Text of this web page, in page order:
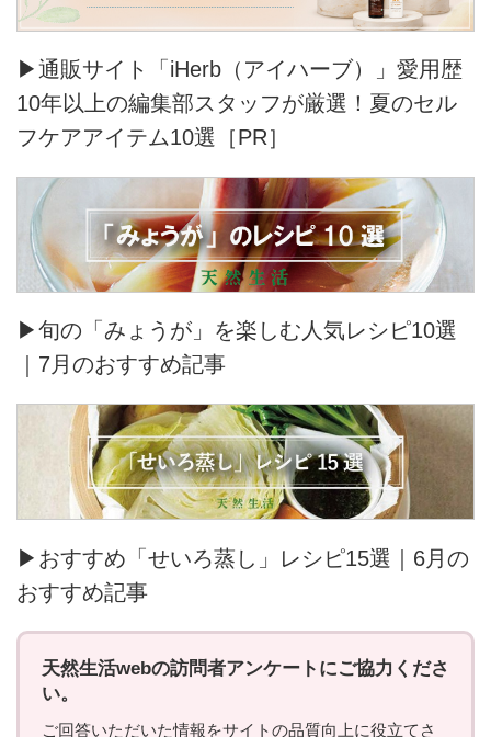
▶通販サイト「iHerb（アイハーブ）」愛用歴
10年以上の編集部スタッフが厳選！夏のセル
フケアアイテム10選［PR］
▶旬の「みょうが」を楽しむ人気レシピ10選
｜7月のおすすめ記事
▶おすすめ「せいろ蒸し」レシピ15選｜6月の
おすすめ記事